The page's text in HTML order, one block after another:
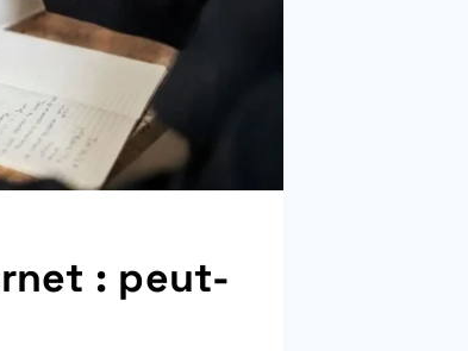
: peut-